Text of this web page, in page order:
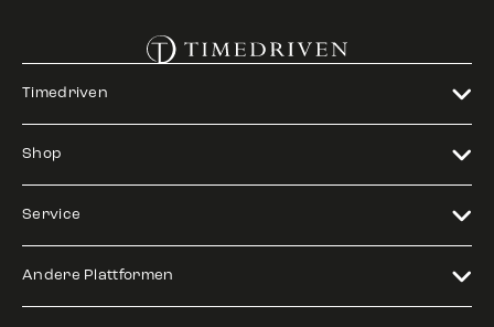
Timedriven
Shop
Service
Andere Plattformen